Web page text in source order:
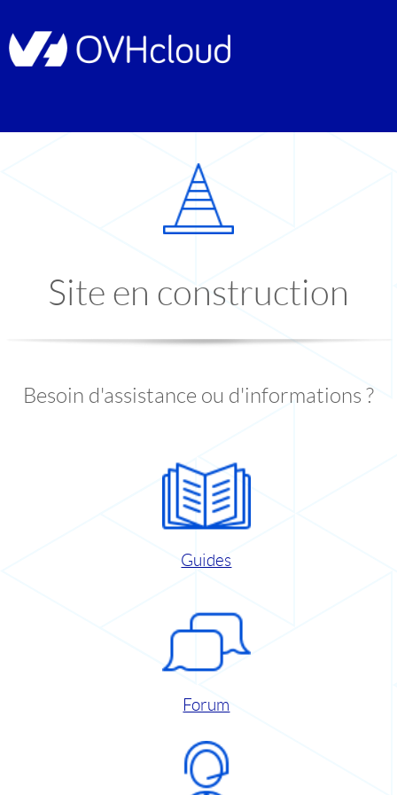
Site en construction
Besoin d'assistance ou d'informations ?
Guides
Forum